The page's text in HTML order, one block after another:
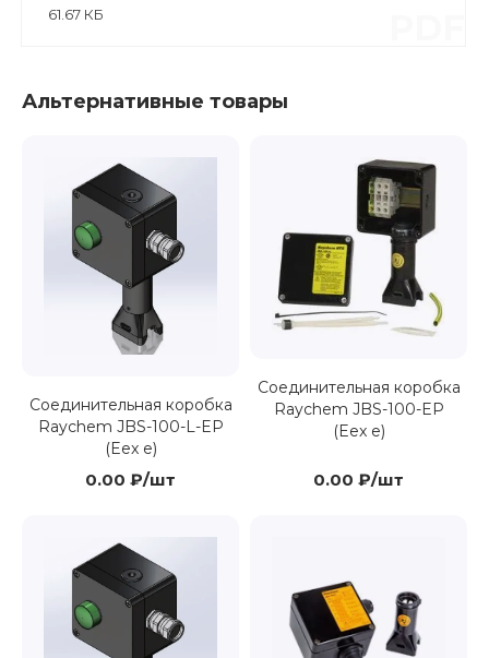
61.67 КБ
Альтернативные товары
Соединительная коробка
Raychem JBS-100-L-EP
(Eex e)
0.00 ₽/шт
Соединительная коробка
Raychem JBS-100-EP
(Eex e)
0.00 ₽/шт